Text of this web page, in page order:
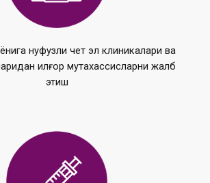
нуфузли чет эл клиникалари ва
илғор мутахассисларни жалб
этиш